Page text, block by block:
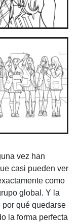
vez han
casi pueden ver
como
global. Y la
qué quedarse
la forma perfecta